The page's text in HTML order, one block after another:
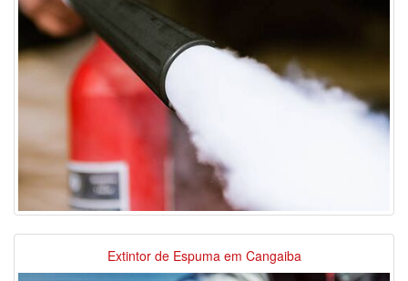
Extintor de Espuma em Cangaiba